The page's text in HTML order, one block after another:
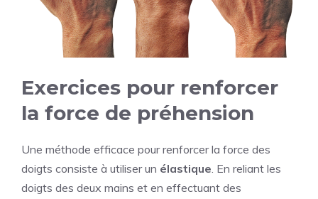
Exercices pour renforcer
la force de préhension
Une méthode efficace pour renforcer la force des
doigts consiste à utiliser un élastique. En reliant les
doigts des deux mains et en effectuant des